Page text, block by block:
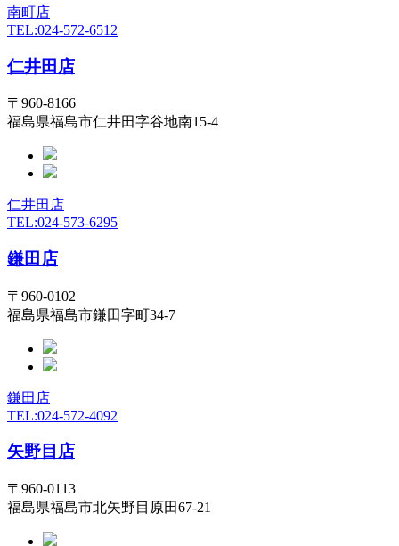
南町店
TEL:024-572-6512
仁井田店
〒960-8166
福島県福島市仁井田字谷地南15-4
仁井田店
TEL:024-573-6295
鎌田店
〒960-0102
福島県福島市鎌田字町34-7
鎌田店
TEL:024-572-4092
矢野目店
〒960-0113
福島県福島市北矢野目原田67-21